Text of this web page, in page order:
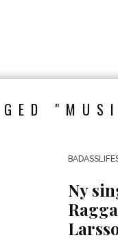
Ny